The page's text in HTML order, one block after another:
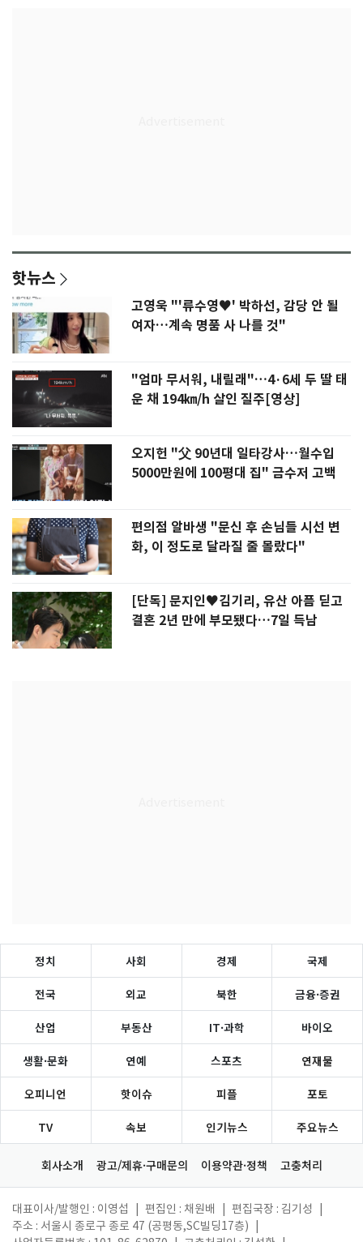
핫뉴스
고영욱 "'류수영♥' 박하선, 감당 안 될
여자…계속 명품 사 나를 것"
"엄마 무서워, 내릴래"…4·6세 두 딸 태
운 채 194㎞/h 살인 질주[영상]
오지헌 "父 90년대 일타강사…월수입
5000만원에 100평대 집" 금수저 고백
편의점 알바생 "문신 후 손님들 시선 변
화, 이 정도로 달라질 줄 몰랐다"
[단독] 문지인♥김기리, 유산 아픔 딛고
결혼 2년 만에 부모됐다…7일 득남
정치 사회 경제 국제
전국 외교 북한 금융·증권
산업 부동산 IT·과학 바이오
생활·문화 연예 스포츠 연재물
오피니언 핫이슈 피플 포토
TV 속보 인기뉴스 주요뉴스
회사소개 광고/제휴·구매문의 이용약관·정책 고충처리
대표이사/발행인 : 이영섭 편집인 : 채원배 편집국장 : 김기성
주소 : 서울시 종로구 종로 47 (공평동,SC빌딩17층)